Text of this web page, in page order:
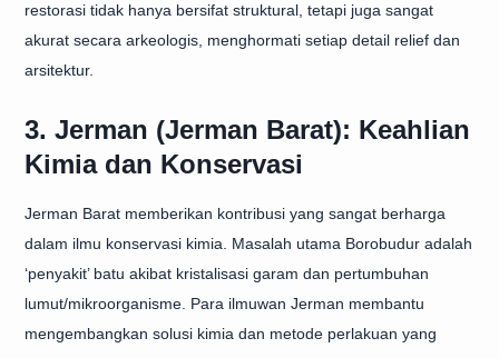
restorasi tidak hanya bersifat struktural, tetapi juga sangat
akurat secara arkeologis, menghormati setiap detail relief dan
arsitektur.
3. Jerman (Jerman Barat): Keahlian
Kimia dan Konservasi
Jerman Barat memberikan kontribusi yang sangat berharga
dalam ilmu konservasi kimia. Masalah utama Borobudur adalah
‘penyakit’ batu akibat kristalisasi garam dan pertumbuhan
lumut/mikroorganisme. Para ilmuwan Jerman membantu
mengembangkan solusi kimia dan metode perlakuan yang